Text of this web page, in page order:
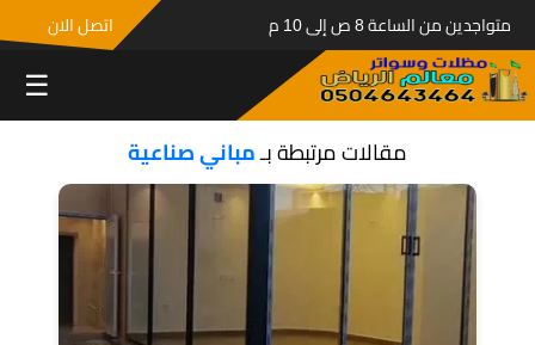
متواجدين من الساعة 8 ص إلى 10 م اتصل الان
☰
مقالات مرتبطة بـمباني صناعية